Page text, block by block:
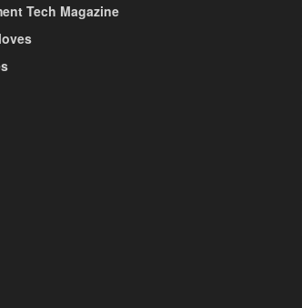
Tech Magazine